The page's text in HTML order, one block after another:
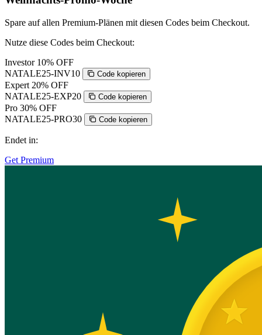
Spare auf allen Premium-Plänen mit diesen Codes beim Checkout.
Nutze diese Codes beim Checkout:
Investor 10% OFF
NATALE25-INV10
Code kopieren
Expert 20% OFF
NATALE25-EXP20
Code kopieren
Pro 30% OFF
NATALE25-PRO30
Code kopieren
Endet in:
Get Premium